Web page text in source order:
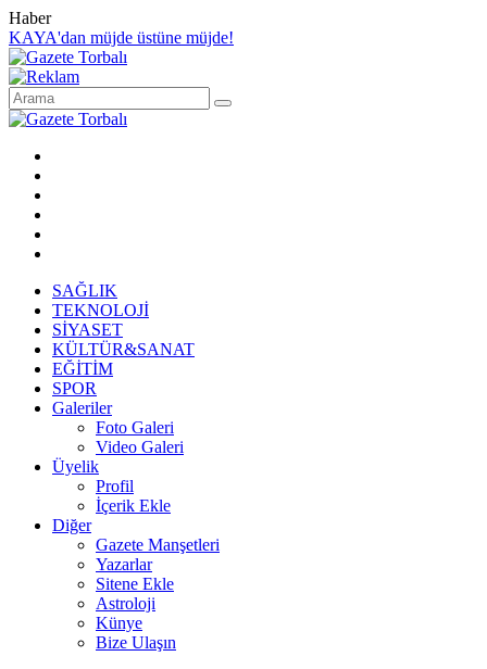
Haber
KAYA'dan müjde üstüne müjde!
SAĞLIK
TEKNOLOJİ
SİYASET
KÜLTÜR&SANAT
EĞİTİM
SPOR
Galeriler
Foto Galeri
Video Galeri
Üyelik
Profil
İçerik Ekle
Diğer
Gazete Manşetleri
Yazarlar
Sitene Ekle
Astroloji
Künye
Bize Ulaşın